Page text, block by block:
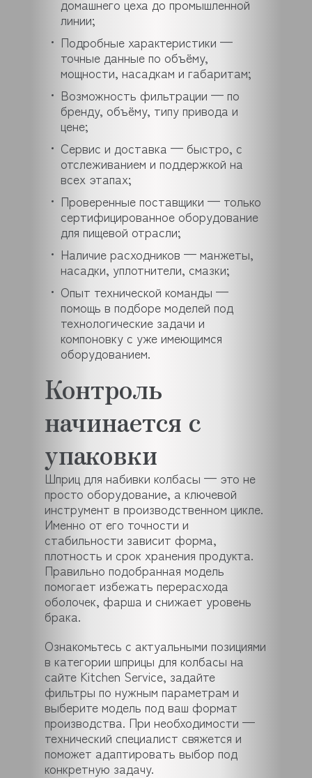
домашнего цеха до промышленной
линии;
Подробные характеристики —
точные данные по объёму,
мощности, насадкам и габаритам;
Возможность фильтрации — по
бренду, объёму, типу привода и
цене;
Сервис и доставка — быстро, с
отслеживанием и поддержкой на
всех этапах;
Проверенные поставщики — только
сертифицированное оборудование
для пищевой отрасли;
Наличие расходников — манжеты,
насадки, уплотнители, смазки;
Опыт технической команды —
помощь в подборе моделей под
технологические задачи и
компоновку с уже имеющимся
оборудованием.
Контроль
начинается с
упаковки
Шприц для набивки колбасы — это не
просто оборудование, а ключевой
инструмент в производственном цикле.
Именно от его точности и
стабильности зависит форма,
плотность и срок хранения продукта.
Правильно подобранная модель
помогает избежать перерасхода
оболочек, фарша и снижает уровень
брака.
Ознакомьтесь с актуальными позициями
в категории шприцы для колбасы на
сайте Kitchen Service, задайте
фильтры по нужным параметрам и
выберите модель под ваш формат
производства. При необходимости —
технический специалист свяжется и
поможет адаптировать выбор под
конкретную задачу.